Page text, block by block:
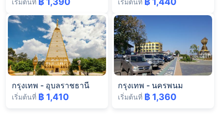
เริ่มต้นที่ เริ่มต้นที่
กรุงเทพ - อุบลราชธานี
เริ่มต้นที่ ฿ 1,410
กรุงเทพ - นครพนม
เริ่มต้นที่ ฿ 1,360